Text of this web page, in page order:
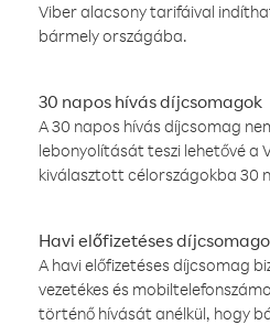
Viber alacsony tarifáival
bármely országába.
30 napos hívás díjcsomagok
A 30 napos hívás díjcsomag
lebonyolítását teszi lehetővé a
kiválasztott célországokba 30
Havi előfizetéses
A havi előfizetéses díjcsomag
vezetékes és
történő hívását anélkül, hogy